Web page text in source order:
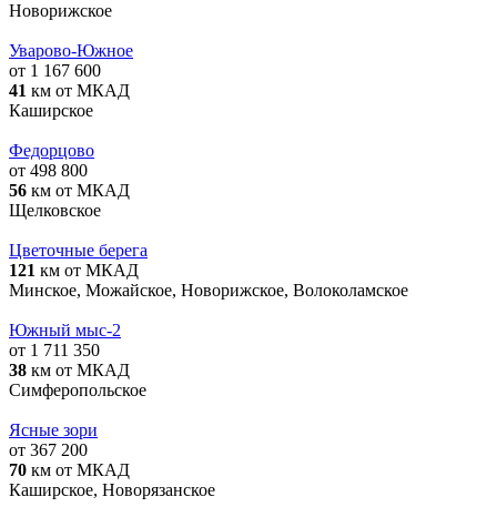
Новорижское
Уварово-Южное
от 1 167 600
41 км от МКАД
Каширское
Федорцово
от 498 800
56 км от МКАД
Щелковское
Цветочные берега
121 км от МКАД
Минское, Можайское, Новорижское, Волоколамское
Южный мыс-2
от 1 711 350
38 км от МКАД
Симферопольское
Ясные зори
от 367 200
70 км от МКАД
Каширское, Новорязанское